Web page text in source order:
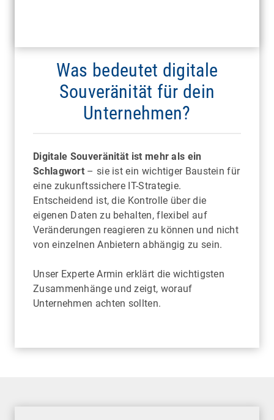
Was bedeutet digitale
Souveränität für dein
Unternehmen?
Digitale Souveränität ist mehr als ein
Schlagwort – sie ist ein wichtiger Baustein für
eine zukunftssichere IT-Strategie.
Entscheidend ist, die Kontrolle über die
eigenen Daten zu behalten, flexibel auf
Veränderungen reagieren zu können und nicht
von einzelnen Anbietern abhängig zu sein.
Unser Experte Armin erklärt die wichtigsten
Zusammenhänge und zeigt, worauf
Unternehmen achten sollten.